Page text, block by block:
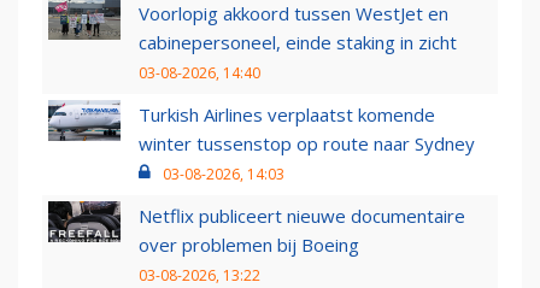
Voorlopig akkoord tussen WestJet en
cabinepersoneel, einde staking in zicht
03-08-2026, 14:40
Turkish Airlines verplaatst komende
winter tussenstop op route naar Sydney
03-08-2026, 14:03
Netflix publiceert nieuwe documentaire
over problemen bij Boeing
03-08-2026, 13:22